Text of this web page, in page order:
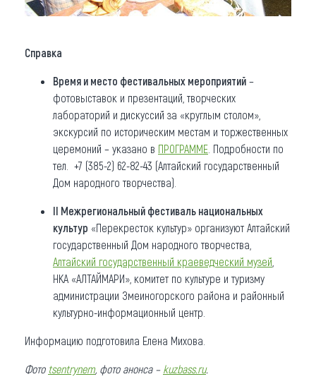
Справка
Время и место фестивальных мероприятий –
фотовыставок и презентаций, творческих
лабораторий и дискуссий за «круглым столом»,
экскурсий по историческим местам и торжественных
церемоний – указано в ПРОГРАММЕ . Подробности по
тел. +7 (385-2) 62-82-43 (Алтайский государственный
Дом народного творчества).
II Межрегиональный фестиваль национальных
культур «Перекресток культур» организуют Алтайский
государственный Дом народного творчества,
Алтайский государственный краеведческий музей
НКА «АЛТАЙМАРИ», комитет по культуре и туризму
администрации Змеиногорского района и районный
культурно-информационный центр.
Информацию подготовила Елена Михова.
Фото tsentrynem, фото анонса – kuzbass.ru.